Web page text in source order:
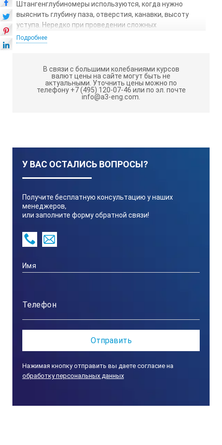
Штангенглубиномеры используются, когда нужно
выяснить глубину паза, отверстия, канавки, высоту
уступа. Нередко при проведении сложных
измерительных работ необходимо вычислить
действительную величину объекта, и погрешности
Именно для этих целей и применяются подобные
вычислительные инструменты.
Штангенглубиномер можно представить как
масштабную линейку, снабженную специальным
наконечников и колков. В каталоге в описании и на
рисунках приведены наиболее используемые схемы
Штанги изготавливаются
как с отчетом по нониусу (ШГ),
так и цифровым отсчетом (ШГЦ).
приборах может быть использована электроника,
устройство. В некоторых устройствах используются
протоколы передачи данных Opto RS 232 и RS 232.
охватывают диапазон измерений не более 630 мм, но
Особенности:
наконечников
Подробнее
В связи с большими колебаниями курсов
валют цены на сайте могут быть не
актуальными. Уточнить цены можно по
телефону +7 (495) 120-07-46 или по эл. почте
info@a3-eng.com.
У ВАС ОСТАЛИСЬ ВОПРОСЫ?
Получите бесплатную консультацию у наших
менеджеров,
или заполните форму обратной связи!
Нажимая кнопку отправить вы даете согласие на
обработку персональных данных